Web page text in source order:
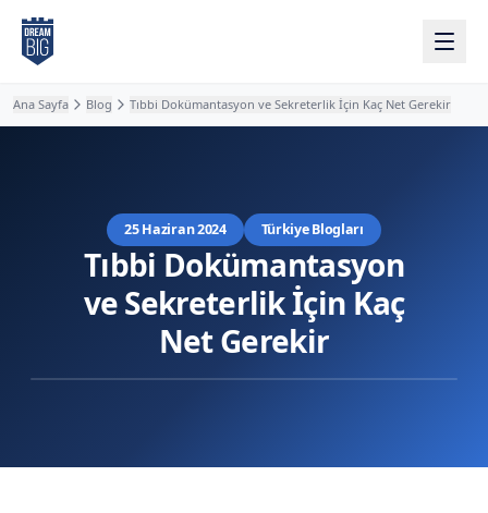
Ana içeriğe atla
Ana Sayfa Blog Tıbbi Dokümantasyon ve Sekreterlik İçin Kaç Net Gerekir
25 Haziran 2024 Türkiye Blogları
Tıbbi Dokümantasyon
ve Sekreterlik İçin Kaç
Net Gerekir